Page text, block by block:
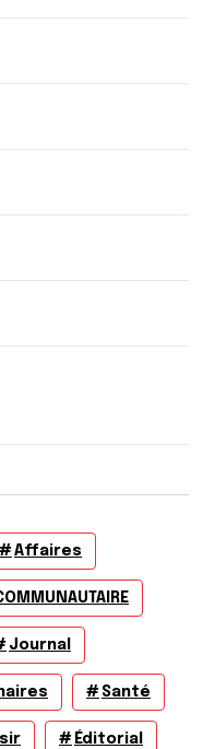
Affaires
Journal
Santé
Éditorial